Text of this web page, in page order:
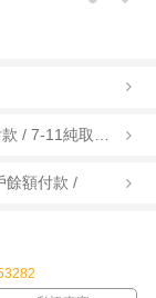
餘額付款 /